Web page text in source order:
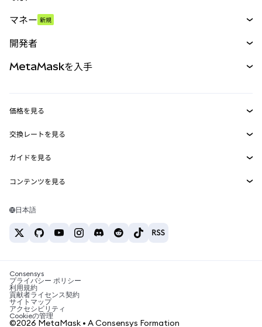
パーペチュアル
RWA
マネー 新規
開発者
MetaMask Connect
Snaps
Web3サービス
MetaMaskを入手
セキュリティ
サポート
キャリア
お問い合わせ
価格を見る
イーサリアムの価格
Solanaの価格
Tetherの価格
交換レートを見る
ETH→USD
USDT→INR
BTC→INR
ETH→USDT
ガイドを見る
ETHの購入
USDTの購入
SHIBの購入
BNBの購入
コンテンツを見る
Solanaウォレット
税制関連ニュース
暗号資産の購入方法は？
ビットコインを売るには？
日本語
Consensys
プライバシー ポリシー
利用規約
貢献者ライセンス契約
サイトマップ
アクセシビリティ
Cookieの管理
©2026 MetaMask • A Consensys Formation